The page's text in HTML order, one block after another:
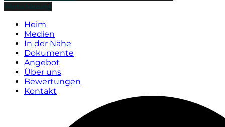
Wertschätzung
Heim
Medien
In der Nähe
Dokumente
Angebot
Über uns
Bewertungen
Kontakt